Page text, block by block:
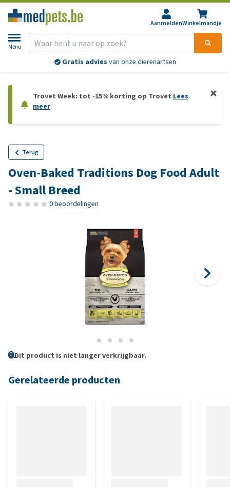
AanmeldenWinkelmandje
Menu
Gratis advies van onze dierenartsen
Trovet Week: tot -15% korting op Trovet Lees
meer
Terug
Oven-Baked Traditions Dog Food Adult
- Small Breed
0 beoordelingen
Dit product is niet langer verkrijgbaar.
Gerelateerde producten